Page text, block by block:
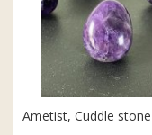
Ametist, Cuddle